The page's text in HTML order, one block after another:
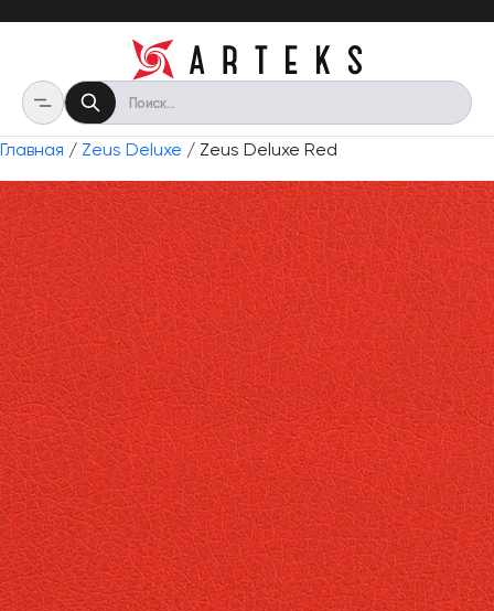
Главная / Zeus Deluxe / Zeus Deluxe Red